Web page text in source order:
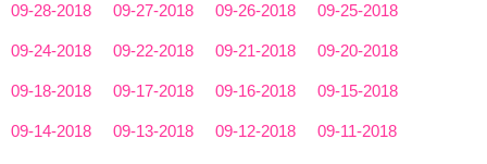
09-28-2018 09-27-2018 09-26-2018 09-25-2018
09-24-2018 09-22-2018 09-21-2018 09-20-2018
09-18-2018 09-17-2018 09-16-2018 09-15-2018
09-14-2018 09-13-2018 09-12-2018 09-11-2018